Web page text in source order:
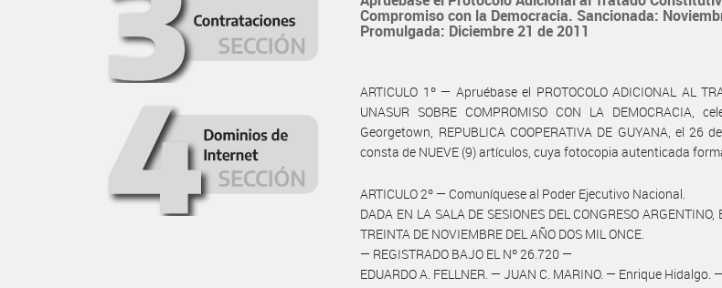
Compromiso con la Democracia. Sancionada:
Promulgada: Diciembre 21 de 2011
ARTICULO 1º — Apruébase el PROTOCOLO ADICIONAL AL
UNASUR SOBRE COMPROMISO CON LA DEMOCRACIA,
Georgetown, REPUBLICA COOPERATIVA DE GUYANA, el 26
consta de NUEVE (9) artículos, cuya fotocopia autenticada
ARTICULO 2º — Comuníquese al Poder Ejecutivo Nacional.
DADA EN LA SALA DE SESIONES DEL CONGRESO ARGENTINO,
TREINTA DE NOVIEMBRE DEL AÑO DOS MIL ONCE.
— REGISTRADO BAJO EL Nº 26.720 —
EDUARDO A. FELLNER. — JUAN C. MARINO. — Enrique Hidalgo.